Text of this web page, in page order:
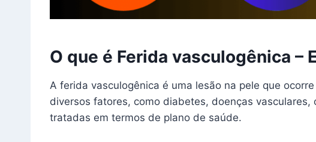
O que é Ferida vasculogênica –
A ferida vasculogênica é uma lesão na pele que
diversos fatores, como diabetes, doenças
tratadas em termos de plano de saúde.